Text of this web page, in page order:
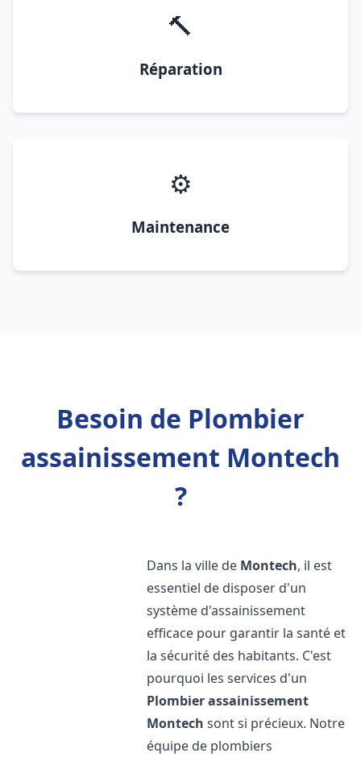
🔨
Réparation
⚙️
Maintenance
Besoin de Plombier
assainissement Montech
?
Dans la ville de Montech, il est
essentiel de disposer d'un
système d'assainissement
efficace pour garantir la santé et
la sécurité des habitants. C'est
pourquoi les services d'un
Plombier assainissement
Montech sont si précieux. Notre
équipe de plombiers